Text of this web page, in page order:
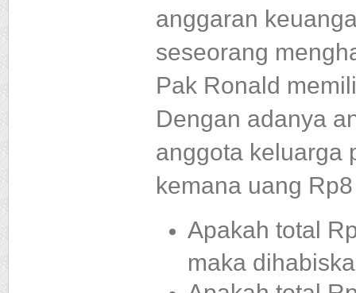
anggaran
seseorang
Pak Ronald
Dengan adanya
anggota keluarga
kemana uang
Apakah total
maka